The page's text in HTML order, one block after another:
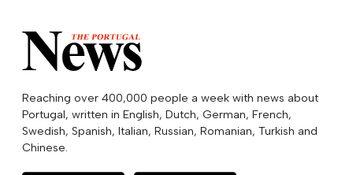
Reaching over 400,000 people a week with news about
Portugal, written in English, Dutch, German, French,
Swedish, Spanish, Italian, Russian, Romanian, Turkish and
Chinese.